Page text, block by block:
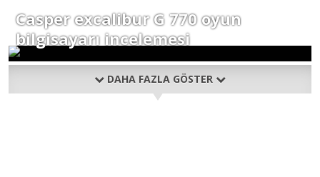
Casper excalibur G 770 oyun
bilgisayarı incelemesi
DAHA FAZLA GÖSTER